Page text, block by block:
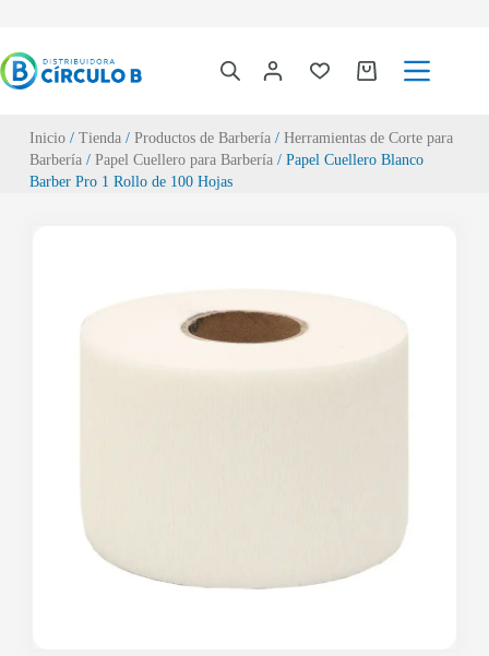
Inicio/ Tienda/ Productos de Barbería/ Herramientas de Corte para
Barbería/ Papel Cuellero para Barbería/ Papel Cuellero Blanco
Barber Pro 1 Rollo de 100 Hojas